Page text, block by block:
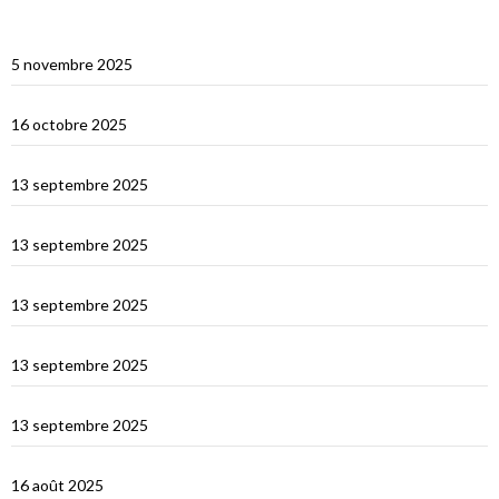
5 novembre 2025
16 octobre 2025
13 septembre 2025
13 septembre 2025
13 septembre 2025
13 septembre 2025
13 septembre 2025
16 août 2025